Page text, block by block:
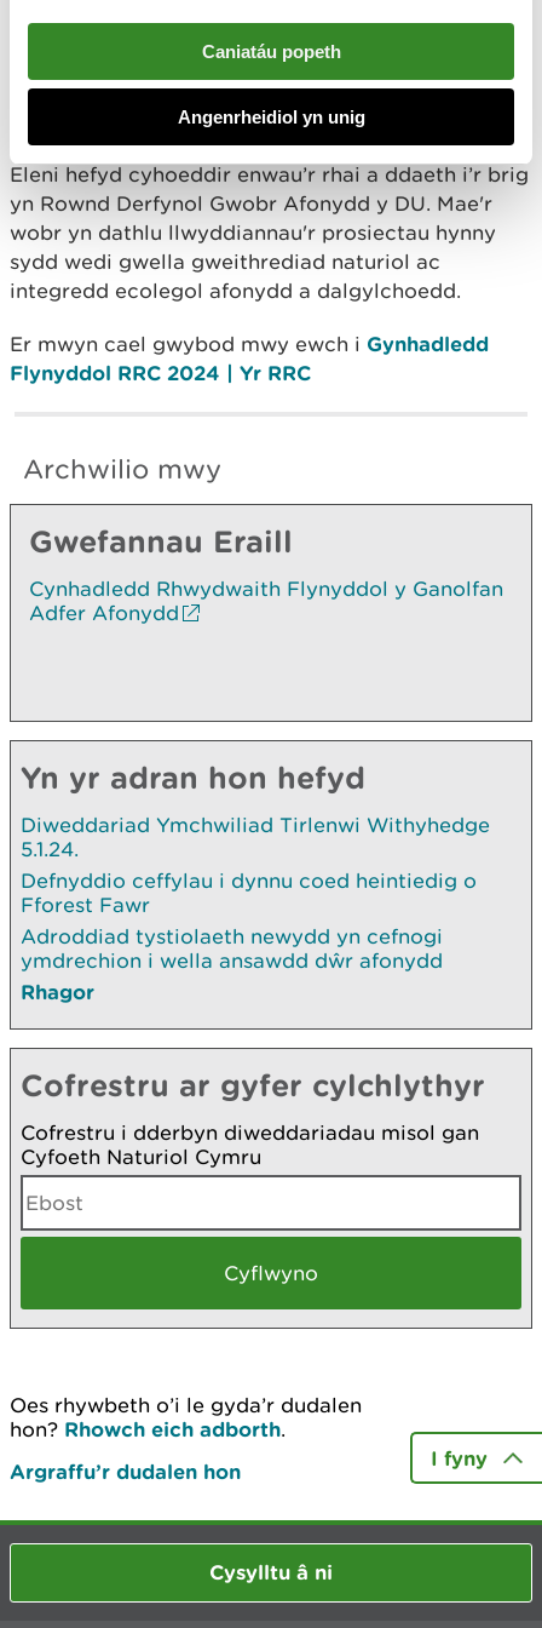
Caniatáu popeth
Angenrheidiol yn unig
wedi’i gyflawni fel prosiect ac i rannu
syniadau a chael cipolwg ar brosiectau
eraill sy’n arwain y ffordd o ran adfer
Eleni hefyd cyhoeddir enwau’r rhai a ddaeth i’r brig
yn Rownd Derfynol Gwobr Afonydd y DU. Mae'r
wobr yn dathlu llwyddiannau'r prosiectau hynny
sydd wedi gwella gweithrediad naturiol ac
integredd ecolegol afonydd a dalgylchoedd.
Er mwyn cael gwybod mwy ewch i Gynhadledd
Flynyddol RRC 2024 | Yr RRC
Archwilio mwy
Gwefannau Eraill
Cynhadledd Rhwydwaith Flynyddol y Ganolfan
Adfer Afonydd
Yn yr adran hon hefyd
Diweddariad Ymchwiliad Tirlenwi Withyhedge
5.1.24.
Defnyddio ceffylau i dynnu coed heintiedig o
Fforest Fawr
Adroddiad tystiolaeth newydd yn cefnogi
ymdrechion i wella ansawdd dŵr afonydd
Rhagor
Cofrestru ar gyfer cylchlythyr
Cofrestru i dderbyn diweddariadau misol gan
Cyfoeth Naturiol Cymru
Oes rhywbeth o’i le gyda’r dudalen
hon? Rhowch eich adborth.
Argraffu’r dudalen hon
I fyny
Cysylltu â ni